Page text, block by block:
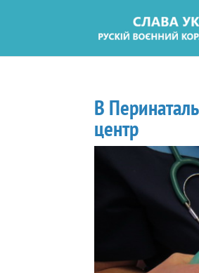
В
центр